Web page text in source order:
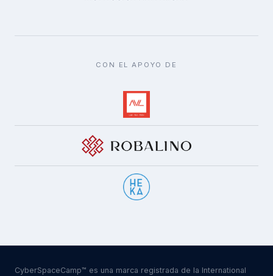
CON EL APOYO DE
CyberSpaceCamp™ es una marca registrada de la International